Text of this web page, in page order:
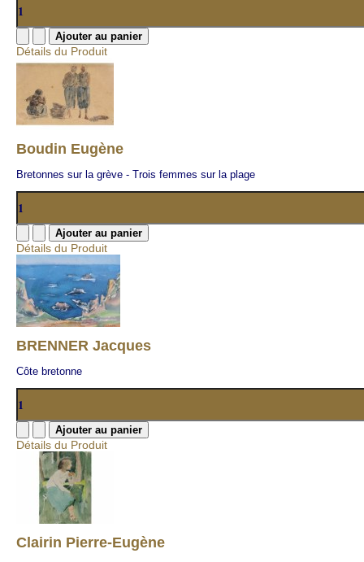
Détails du Produit
Boudin Eugène
Bretonnes sur la grève - Trois femmes sur la plage
Détails du Produit
BRENNER Jacques
Côte bretonne
Détails du Produit
Clairin Pierre-Eugène